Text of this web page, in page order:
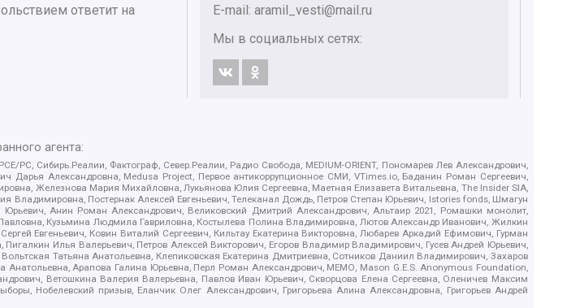
ответит на
E-mail: aramil_vesti@mail.ru
Мы в социальных сетях:
агента:
Сибирь.Реалии, Фактограф, Север.Реалии, Радио Свобода, MEDIUM-ORIENT, Пономарев Лев Александрович,
Александровна, Medusa Project, Первое антикоррупционное СМИ, VTimes.io, Баданин Роман Сергеевич,
Железнова Мария Михайловна, Лукьянова Юлия Сергеевна, Маетная Елизавета Витальевна, The Insider SIA,
Постернак Алексей Евгеньевич, Телеканал Дождь, Петров Степан Юрьевич, Istories fonds, Шмагун
Анин Роман Александрович, Великовский Дмитрий Александрович, Альтаир 2021, Ромашки монолит,
Кузьмина Людмила Гавриловна, Костылева Полина Владимировна, Лютов Александр Иванович, Жилкин
Евгеньевич, Ковин Виталий Сергеевич, Кильтау Екатерина Викторовна, Любарев Аркадий Ефимович, Гурман
Илья Валерьевич, Петров Алексей Викторович, Егоров Владимир Владимирович, Гусев Андрей Юрьевич,
Татьяна Анатольевна, Клепиковская Екатерина Дмитриевна, Сотников Даниил Владимирович, Захаров
Арапова Галина Юрьевна, Перл Роман Александрович, МЕМО, Mason G.E.S. Anonymous Foundation,
Ветошкина Валерия Валерьевна, Павлов Иван Юрьевич, Скворцова Елена Сергеевна, Оленичев Максим
Нобелевский призыв, Еланчик Олег Александрович, Григорьева Алина Александровна, Григорьев Андрей